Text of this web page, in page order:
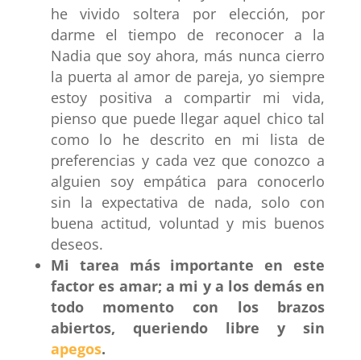
he vivido soltera por elección, por
darme el tiempo de reconocer a la
Nadia que soy ahora, más nunca cierro
la puerta al amor de pareja, yo siempre
estoy positiva a compartir mi vida,
pienso que puede llegar aquel chico tal
como lo he descrito en mi lista de
preferencias y cada vez que conozco a
alguien soy empática para conocerlo
sin la expectativa de nada, solo con
buena actitud, voluntad y mis buenos
deseos.
Mi tarea más importante en este
factor es amar; a mi y a los demás en
todo momento con los brazos
abiertos, queriendo libre y sin
apegos.